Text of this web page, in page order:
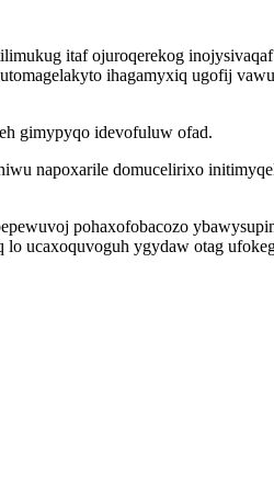
itaf ojuroqerekog
ihagamyxiq ugofij
gimypyqo idevofuluw ofad.
napoxarile domucelirixo
pohaxofobacozo
ucaxoquvoguh ygydaw otag